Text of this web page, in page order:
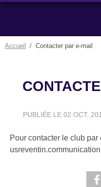
Accueil Contacter par e-mail
PUBLIÉE LE 02 OCT.
Pour contacter le club